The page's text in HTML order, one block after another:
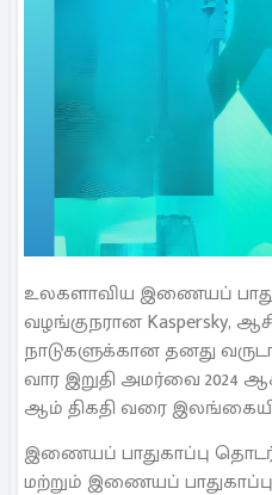
உலகளாவிய இணையப்
வழங்குநரான Kaspersky,
நாடுகளுக்கான தனது
வார இறுதி அமர்வை 2024
ஆம் திகதி வரை
இணையப் பாதுகாப்பு
மற்றும் இணையப்